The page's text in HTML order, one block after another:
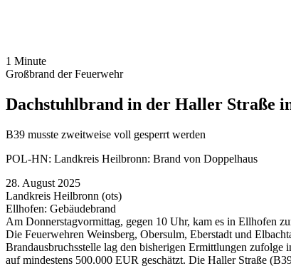
1 Minute
Großbrand der Feuerwehr
Dachstuhlbrand in der Haller Straße
B39 musste zweitweise voll gesperrt werden
POL-HN: Landkreis Heilbronn: Brand von Doppelhaus
28. August 2025
Landkreis Heilbronn (ots)
Ellhofen: Gebäudebrand
Am Donnerstagvormittag, gegen 10 Uhr, kam es in Ellhofen
Die Feuerwehren Weinsberg, Obersulm, Eberstadt und
Brandausbruchsstelle lag den bisherigen Ermittlungen zufolge
auf mindestens 500.000 EUR geschätzt. Die Haller Straße